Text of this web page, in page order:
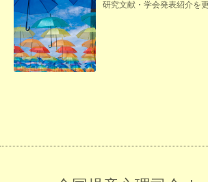
研究文献・学会発表紹介を